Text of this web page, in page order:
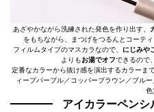
あざやかながら洗練された発色を作り出す、
をもちながら、まつげをつるんとコーテ
フィルムタイプのマスカラなので、 にじみや
よりもお湯でオフできるので
定番なカラーから抜け感を演出するカラーま
ィープパープル／コッパーブラウン／ブル
色)
アイカラーペン